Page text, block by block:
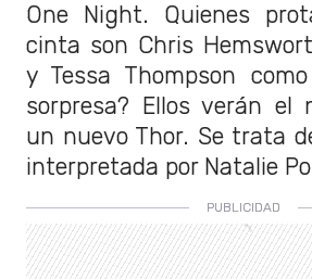
One Night. Quienes
cinta son Chris
y Tessa Thompson
sorpresa? Ellos verán el
un nuevo Thor. Se trata
interpretada por Natalie